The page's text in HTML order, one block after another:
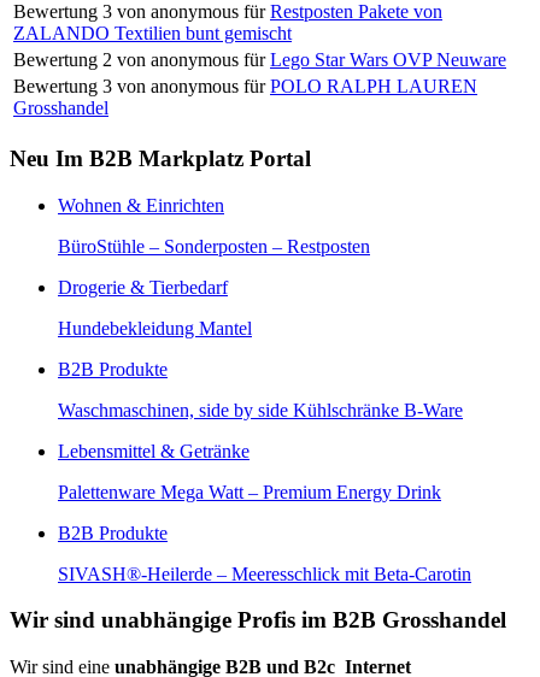
Bewertung 3 von anonymous für Restposten Pakete von
ZALANDO Textilien bunt gemischt
Bewertung 2 von anonymous für Lego Star Wars OVP Neuware
Bewertung 3 von anonymous für POLO RALPH LAUREN
Grosshandel
Neu Im B2B Markplatz Portal
Wohnen & Einrichten
BüroStühle – Sonderposten – Restposten
Drogerie & Tierbedarf
Hundebekleidung Mantel
B2B Produkte
Waschmaschinen, side by side Kühlschränke B-Ware
Lebensmittel & Getränke
Palettenware Mega Watt – Premium Energy Drink
B2B Produkte
SIVASH®-Heilerde – Meeresschlick mit Beta-Carotin
Wir sind unabhängige Profis im B2B Grosshandel
Wir sind eine unabhängige B2B und B2c Internet